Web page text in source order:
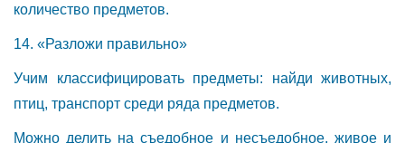
количество предметов.
14. «Разложи правильно»
Учим классифицировать предметы: найди животных,
птиц, транспорт среди ряда предметов.
Можно делить на съедобное и несъедобное, живое и